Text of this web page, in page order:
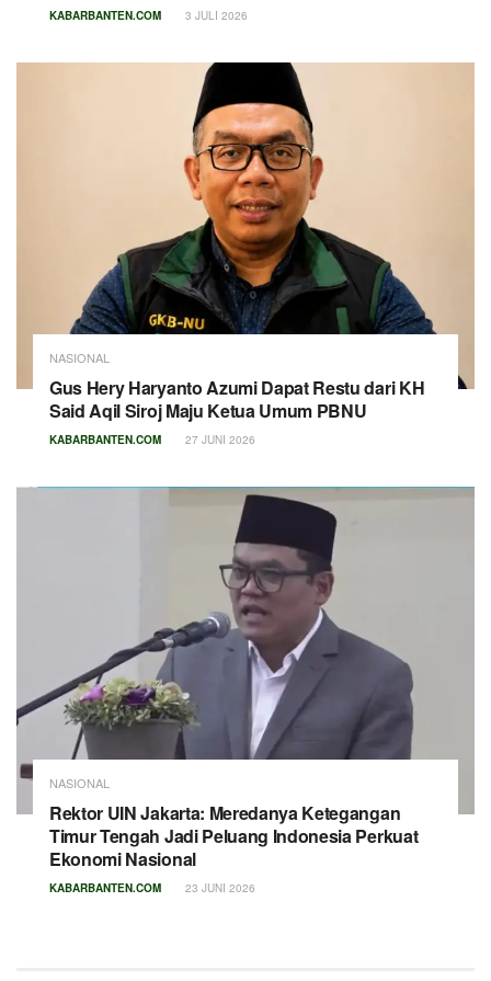
KABARBANTEN.COM 3 JULI 2026
NASIONAL
Gus Hery Haryanto Azumi Dapat Restu dari KH
Said Aqil Siroj Maju Ketua Umum PBNU
KABARBANTEN.COM 27 JUNI 2026
NASIONAL
Rektor UIN Jakarta: Meredanya Ketegangan
Timur Tengah Jadi Peluang Indonesia Perkuat
Ekonomi Nasional
KABARBANTEN.COM 23 JUNI 2026